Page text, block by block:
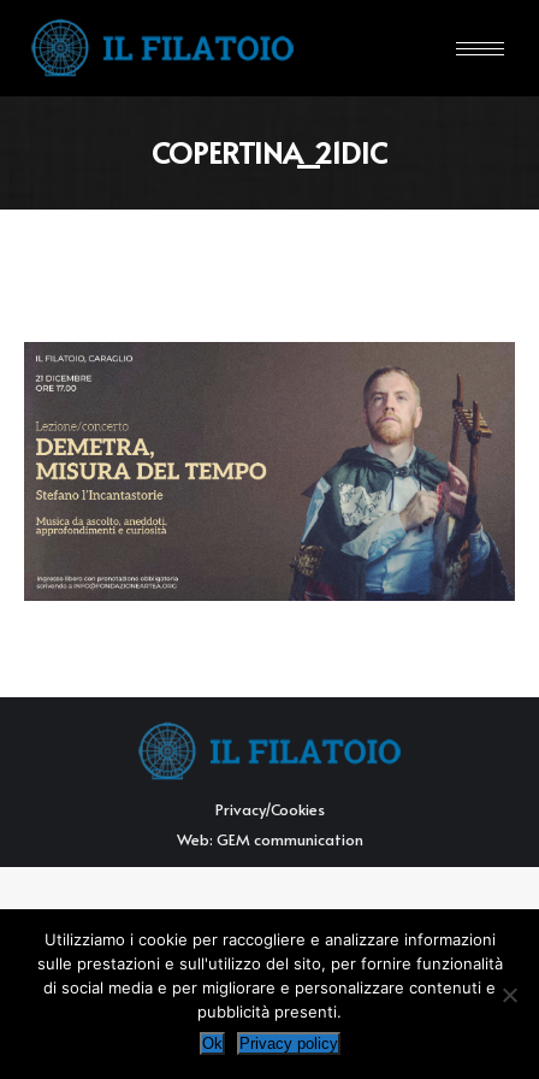
COPERTINA_21DIC
Privacy/Cookies
Web: GEM communication
Utilizziamo i cookie per raccogliere e analizzare informazioni
sulle prestazioni e sull'utilizzo del sito, per fornire funzionalità
di social media e per migliorare e personalizzare contenuti e
pubblicità presenti.
Ok Privacy policy